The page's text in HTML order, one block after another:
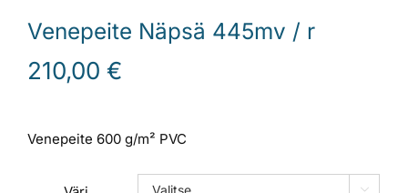
Asiakaskokemuksia
Venepeite Näpsä 445mv / r
210,00 €
Venepeite 600 g/m² PVC
